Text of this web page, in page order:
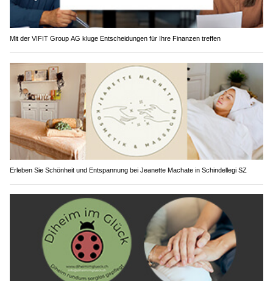
Mit der VIFIT Group AG kluge Entscheidungen für Ihre Finanzen treffen
Erleben Sie Schönheit und Entspannung bei Jeanette Machate in Schindellegi SZ